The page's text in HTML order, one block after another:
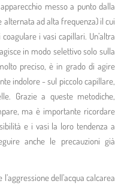
messo a punto dalla
ad alta frequenza) il cui
i vasi capillari. Un’altra
in modo selettivo solo sulla
preciso, è in grado di agire
indolore - sul piccolo capillare,
Grazie a queste metodiche,
ma è importante ricordare
e i vasi la loro tendenza a
anche le precauzioni già
dell’acqua calcarea